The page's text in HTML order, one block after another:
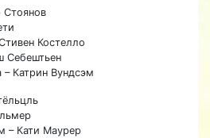
Стоянов
Костелло
Себештьен
Катрин Вундсэм
– Кати Маурер